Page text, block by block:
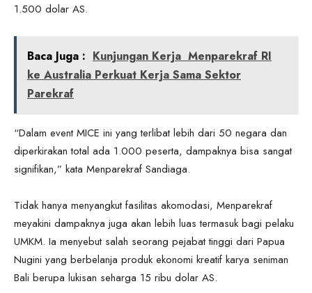
1.500 dolar AS.
Baca Juga : Kunjungan Kerja Menparekraf RI
ke Australia Perkuat Kerja Sama Sektor
Parekraf
“Dalam event MICE ini yang terlibat lebih dari 50 negara dan
diperkirakan total ada 1.000 peserta, dampaknya bisa sangat
signifikan,” kata Menparekraf Sandiaga.
Tidak hanya menyangkut fasilitas akomodasi, Menparekraf
meyakini dampaknya juga akan lebih luas termasuk bagi pelaku
UMKM. Ia menyebut salah seorang pejabat tinggi dari Papua
Nugini yang berbelanja produk ekonomi kreatif karya seniman
Bali berupa lukisan seharga 15 ribu dolar AS.